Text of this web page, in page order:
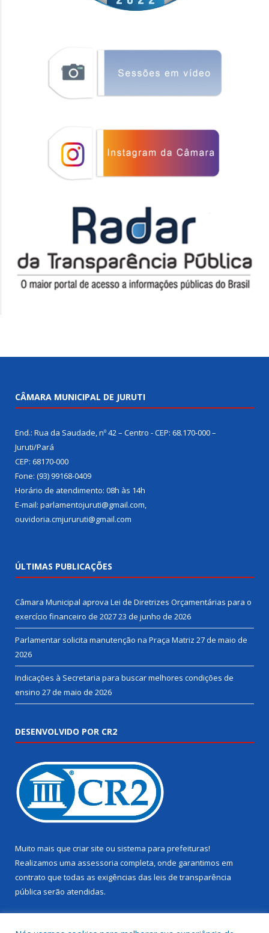
CÂMARA MUNICIPAL DE JURUTI
End.: Rua da Saudade, nº 42 – Centro - CEP: 68.170-000 –
Juruti/Pará
CEP: 68170-000
Fone: (93) 99168-0409
Horário de atendimento: 08h às 14h
E-mail: parlamentojuruti@gmail.com,
ouvidoria.cmjururuti@gmail.com
ÚLTIMAS PUBLICAÇÕES
Câmara Municipal aprova Lei de Diretrizes Orçamentárias para o
exercício financeiro de 202723 de junho de 2026
Parlamentar solicita manutenção na Praça Matriz 27 de maio de
2026
Indicações à Secretaria para buscar melhores condições de
ensino 27 de maio de 2026
DESENVOLVIDO POR CR2
Muito mais que criar site ou sistema para prefeituras!
Realizamos uma assessoria completa, onde garantimos em
contrato que todas as exigências das leis de transparência
pública serão atendidas.